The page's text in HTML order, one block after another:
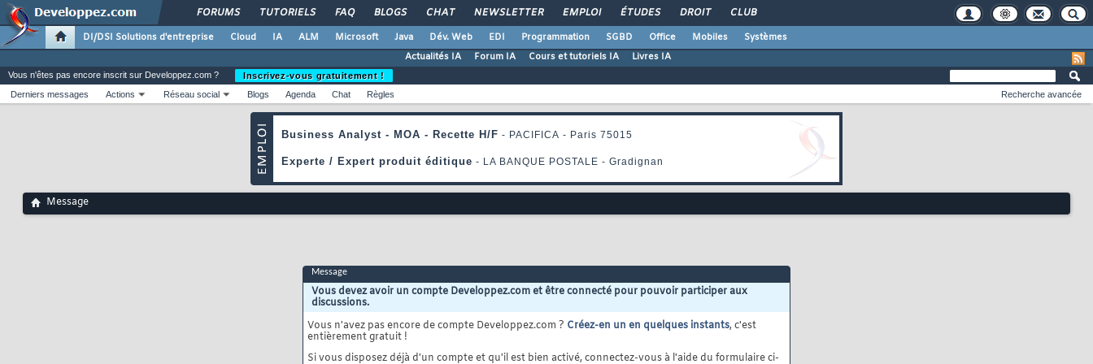
FORUMS TUTORIELS FAQ BLOGS CHAT NEWSLETTER EMPLOI ÉTUDES DROIT CLUB
DI/DSI Solutions d'entreprise Cloud IA ALM Microsoft Java Dév. Web EDI Programmation SGBD Office Mobiles
Systèmes
Actualités IA
Forum IA Cours et tutoriels IA Livres IA
Vous n'êtes pas encore inscrit sur Developpez.com ?
Inscrivez-vous gratuitement !
Derniers messages
Actions Réseau social Blogs Agenda Chat Règles Recherche avancée
Message
Message
Vous devez avoir un compte Developpez.com et être connecté pour pouvoir participer aux
discussions.
Vous n'avez pas encore de compte Developpez.com ? Créez-en un en quelques instants, c'est
entièrement gratuit !
Si vous disposez déjà d'un compte et qu'il est bien activé, connectez-vous à l'aide du formulaire ci-